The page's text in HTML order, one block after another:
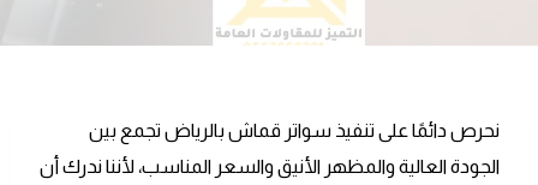
نحرص دائمًا على تنفيذ سواتر قماش بالرياض تجمع بين
الجودة العالية والمظهر الأنيق والسعر المناسب، لأننا ندرك أن